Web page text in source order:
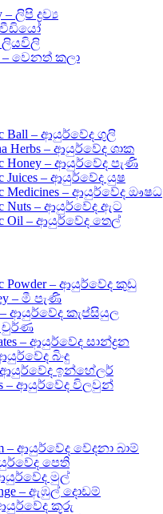
– ලිපි ද්‍රව්‍ය
වීඩියෝ
ලියවිලි
– වෙනත් කලා
Ball – ආයුර්වේද ගුලි
Herbs – ආයුර්වේද ශාක
Honey – ආයුර්වේද පැණි
Juices – ආයුර්වේද යුෂ
Medicines – ආයුර්වේද ඖෂධ
Nuts – ආයුර්වේද ඇට
Oil – ආයුර්වේද තෙල්
Powder – ආයුර්වේද කුඩු
– මී පැණි
– ආයුර්වේද කැප්සියුල
චුර්ණ
– ආයුර්වේද සාන්ද්‍රන
බිංදු
ආයුර්වේද ඉන්හේලර්
– ආයුර්වේද විලවුන්
– ආයුර්වේද වේදනා බාම්
පෙති
ආයුර්වේද මුල්
– ඇඹුල් දොඩම්
ආයුර්වේද කූරු